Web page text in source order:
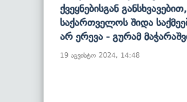
Ქვეყნებისგან Განსხვავებით,
Საქართველოს Შიდა
Არ Ერევა - Გურამ
19 აგვისტო 2024, 14:48